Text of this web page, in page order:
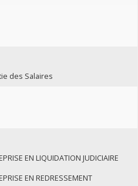
des Salaires
EN LIQUIDATION JUDICIAIRE
EN REDRESSEMENT